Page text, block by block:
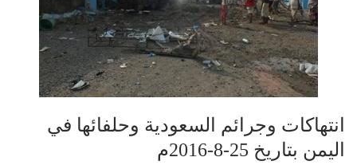
انتهاكات وجرائم السعودية وحلفائها في
اليمن بتاريخ 25-8-2016م